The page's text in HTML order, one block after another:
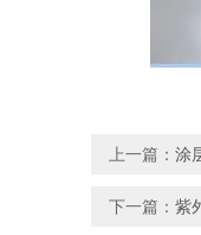
上一篇： 涂
下一篇： 紫